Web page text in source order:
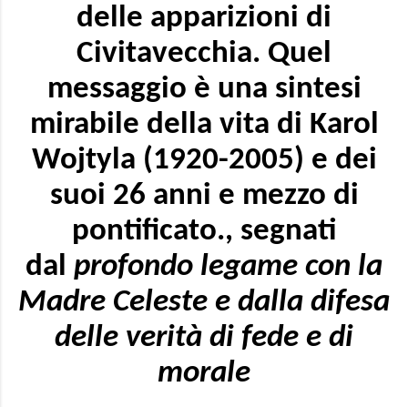
delle apparizioni di
Civitavecchia. Quel
messaggio è una sintesi
mirabile della vita di Karol
Wojtyla (1920-2005) e dei
suoi 26 anni e mezzo di
pontificato., segnati
dal profondo legame con la
Madre Celeste e dalla difesa
delle verità di fede e di
morale